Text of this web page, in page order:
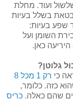
ועוד. מחלת
בשלל בעיות
שפע בעיות:
השומן ועל
כאן.
גלוטן?
כי
רק 1 מכל 8
כזה. כלומר,
כריס